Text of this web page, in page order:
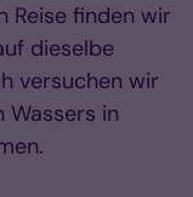
Reise finden wir
dieselbe
versuchen wir
Wassers in